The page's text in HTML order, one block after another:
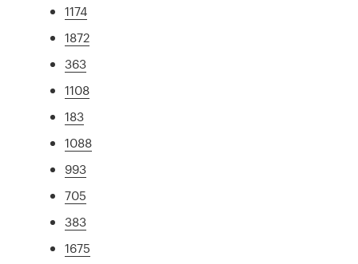
1174
1872
363
1108
183
1088
993
705
383
1675